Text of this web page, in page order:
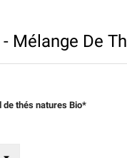
Mélange De
de thés natures Bio*